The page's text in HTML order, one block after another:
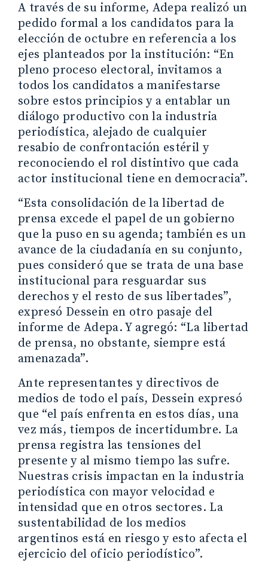
A través de su informe, Adepa realizó un
pedido formal a los candidatos para la
elección de octubre en referencia a los
ejes planteados por la institución: “En
pleno proceso electoral, invitamos a
todos los candidatos a manifestarse
sobre estos principios y a entablar un
diálogo productivo con la industria
periodística, alejado de cualquier
resabio de confrontación estéril y
reconociendo el rol distintivo que cada
actor institucional tiene en democracia”.
“Esta consolidación de la libertad de
prensa excede el papel de un gobierno
que la puso en su agenda; también es un
avance de la ciudadanía en su conjunto,
pues consideró que se trata de una base
institucional para resguardar sus
derechos y el resto de sus libertades”,
expresó Dessein en otro pasaje del
informe de Adepa. Y agregó: “La libertad
de prensa, no obstante, siempre está
amenazada”.
Ante representantes y directivos de
medios de todo el país, Dessein expresó
que “el país enfrenta en estos días, una
vez más, tiempos de incertidumbre. La
prensa registra las tensiones del
presente y al mismo tiempo las sufre.
Nuestras crisis impactan en la industria
periodística con mayor velocidad e
intensidad que en otros sectores. La
sustentabilidad de los medios
argentinos está en riesgo y esto afecta el
ejercicio del oficio periodístico”.